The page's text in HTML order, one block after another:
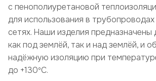
с пенополиуретановой
для использования в
сетях. Наши изделия предназначены
как под землёй, так и над землёй, и
надёжную изоляцию при
до +130ºC.